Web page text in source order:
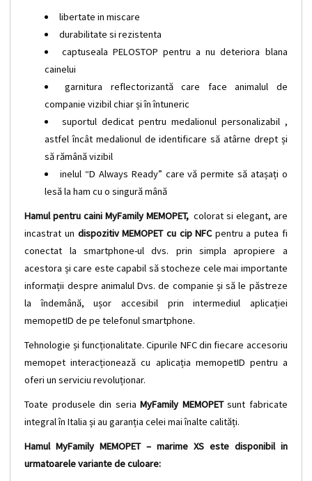
libertate in miscare
durabilitate si rezistenta
captuseala PELOSTOP pentru a nu deteriora blana
cainelui
garnitura reflectorizantă care face animalul de
companie vizibil chiar și în întuneric
suportul dedicat pentru medalionul personalizabil ,
astfel încât medalionul de identificare să atârne drept și
să rămână vizibil
inelul “D Always Ready” care vă permite să atașați o
lesă la ham cu o singură mână
Hamul pentru caini MyFamily MEMOPET, colorat si elegant, are
incastrat un dispozitiv MEMOPET cu cip NFCpentru a putea fi
conectat la smartphone-ul dvs. prin simpla apropiere a
acestora și care este capabil să stocheze cele mai importante
informații despre animalul Dvs. de companie și să le păstreze
la îndemână, ușor accesibil prin intermediul aplicației
memopetID de pe telefonul smartphone.
Tehnologie și funcționalitate. Cipurile NFC din fiecare accesoriu
memopet interacționează cu aplicația memopetID pentru a
oferi un serviciu revoluționar.
Toate produsele din seriaMyFamily MEMOPETsunt fabricate
integral în Italia și au garanția celei mai înalte calități.
Hamul MyFamily MEMOPET – marime XS este disponibil in
urmatoarele variante de culoare: